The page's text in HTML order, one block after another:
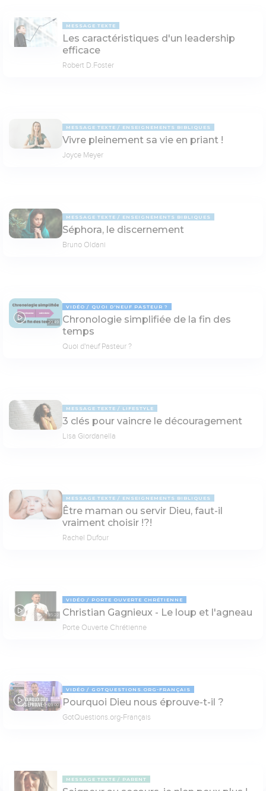
MESSAGE TEXTE
Les caractéristiques d'un leadership
efficace
Robert D.Foster
MESSAGE TEXTE ENSEIGNEMENTS BIBLIQUES
Vivre pleinement sa vie en priant !
Joyce Meyer
MESSAGE TEXTE ENSEIGNEMENTS BIBLIQUES
Séphora, le discernement
Bruno Oldani
20:49
VIDÉO QUOI D'NEUF PASTEUR ?
Chronologie simplifiée de la fin des
temps
Quoi d'neuf Pasteur ?
MESSAGE TEXTE LIFESTYLE
3 clés pour vaincre le découragement
Lisa Giordanella
MESSAGE TEXTE ENSEIGNEMENTS BIBLIQUES
Être maman ou servir Dieu, faut-il
vraiment choisir !?!
Rachel Dufour
35:22
VIDÉO PORTE OUVERTE CHRÉTIENNE
Christian Gagnieux - Le loup et l'agneau
Porte Ouverte Chrétienne
05:00
VIDÉO GOTQUESTIONS.ORG-FRANÇAIS
Pourquoi Dieu nous éprouve-t-il ?
GotQuestions.org-Français
MESSAGE TEXTE PARENT